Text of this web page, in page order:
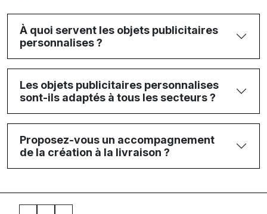
À quoi servent les objets publicitaires
personnalises ?
Les objets publicitaires personnalises
sont-ils adaptés à tous les secteurs ?
Proposez-vous un accompagnement
de la création à la livraison ?